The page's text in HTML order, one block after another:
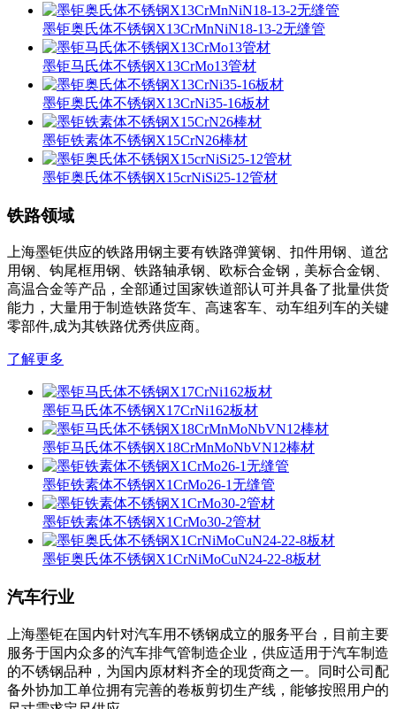
墨钜奥氏体不锈钢X13CrMnNiN18-13-2无缝管
墨钜马氏体不锈钢X13CrMo13管材
墨钜奥氏体不锈钢X13CrNi35-16板材
墨钜铁素体不锈钢X15CrN26棒材
墨钜奥氏体不锈钢X15crNiSi25-12管材
铁路领域
上海墨钜供应的铁路用钢主要有铁路弹簧钢、扣件用钢、道岔
用钢、钩尾框用钢、铁路轴承钢、欧标合金钢，美标合金钢、
高温合金等产品，全部通过国家铁道部认可并具备了批量供货
能力，大量用于制造铁路货车、高速客车、动车组列车的关键
零部件,成为其铁路优秀供应商。
了解更多
墨钜马氏体不锈钢X17CrNi162板材
墨钜马氏体不锈钢X18CrMnMoNbVN12棒材
墨钜铁素体不锈钢X1CrMo26-1无缝管
墨钜铁素体不锈钢X1CrMo30-2管材
墨钜奥氏体不锈钢X1CrNiMoCuN24-22-8板材
汽车行业
上海墨钜在国内针对汽车用不锈钢成立的服务平台，目前主要
服务于国内众多的汽车排气管制造企业，供应适用于汽车制造
的不锈钢品种，为国内原材料齐全的现货商之一。同时公司配
备外协加工单位拥有完善的卷板剪切生产线，能够按照用户的